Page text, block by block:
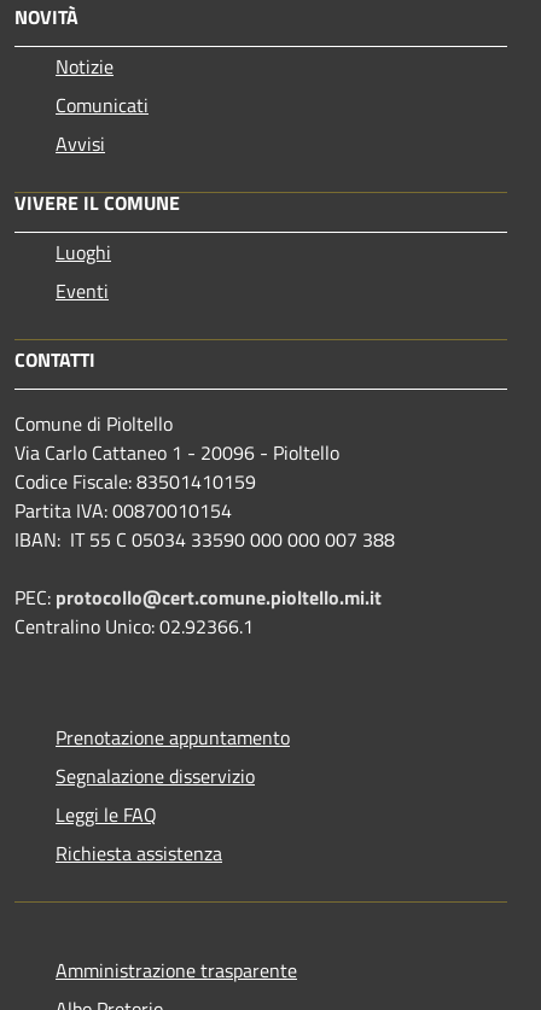
NOVITÀ
Notizie
Comunicati
Avvisi
VIVERE IL COMUNE
Luoghi
Eventi
CONTATTI
Comune di Pioltello
Via Carlo Cattaneo 1 - 20096 - Pioltello
Codice Fiscale: 83501410159
Partita IVA: 00870010154
IBAN: IT 55 C 05034 33590 000 000 007 388
PEC: protocollo@cert.comune.pioltello.mi.it
Centralino Unico: 02.92366.1
Prenotazione appuntamento
Segnalazione disservizio
Leggi le FAQ
Richiesta assistenza
Amministrazione trasparente